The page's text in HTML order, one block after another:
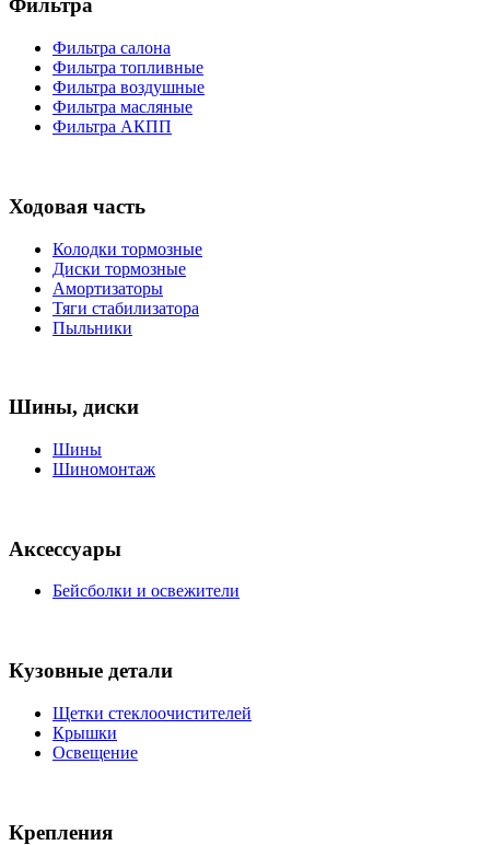
Фильтра
Фильтра салона
Фильтра топливные
Фильтра воздушные
Фильтра масляные
Фильтра АКПП
Ходовая часть
Колодки тормозные
Диски тормозные
Амортизаторы
Тяги стабилизатора
Пыльники
Шины, диски
Шины
Шиномонтаж
Аксессуары
Бейсболки и освежители
Кузовные детали
Щетки стеклоочистителей
Крышки
Освещение
Крепления